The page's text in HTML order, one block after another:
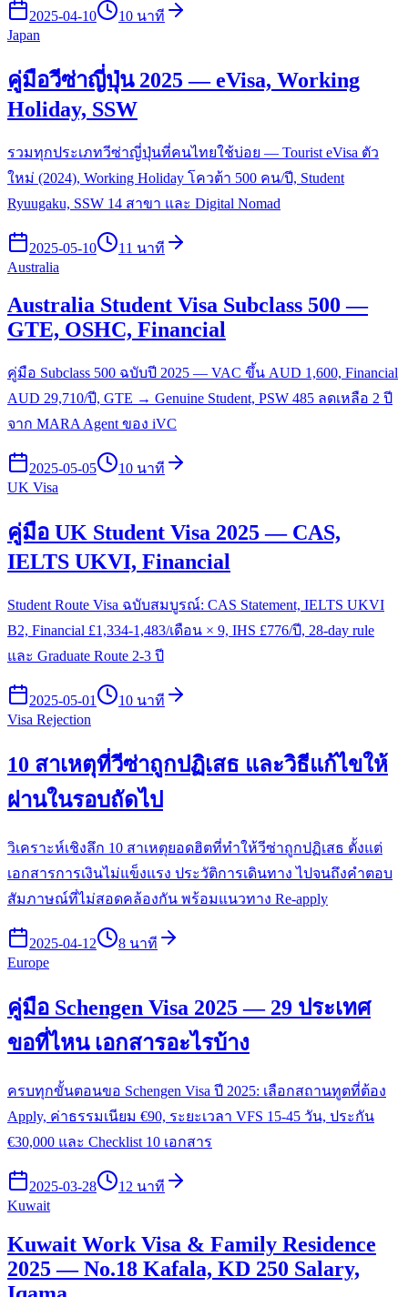
2025-04-10
10 นาที
Japan
คู่มือวีซ่าญี่ปุ่น 2025 — eVisa, Working
Holiday, SSW
รวมทุกประเภทวีซ่าญี่ปุ่นที่คนไทยใช้บ่อย — Tourist eVisa ตัว
ใหม่ (2024), Working Holiday โควต้า 500 คน/ปี, Student
Ryuugaku, SSW 14 สาขา และ Digital Nomad
2025-05-10
11 นาที
Australia
Australia Student Visa Subclass 500 —
GTE, OSHC, Financial
คู่มือ Subclass 500 ฉบับปี 2025 — VAC ขึ้น AUD 1,600, Financial
AUD 29,710/ปี, GTE → Genuine Student, PSW 485 ลดเหลือ 2 ปี
จาก MARA Agent ของ iVC
2025-05-05
10 นาที
UK Visa
คู่มือ UK Student Visa 2025 — CAS,
IELTS UKVI, Financial
Student Route Visa ฉบับสมบูรณ์: CAS Statement, IELTS UKVI
B2, Financial £1,334-1,483/เดือน × 9, IHS £776/ปี, 28-day rule
และ Graduate Route 2-3 ปี
2025-05-01
10 นาที
Visa Rejection
10 สาเหตุที่วีซ่าถูกปฏิเสธ และวิธีแก้ไขให้
ผ่านในรอบถัดไป
วิเคราะห์เชิงลึก 10 สาเหตุยอดฮิตที่ทำให้วีซ่าถูกปฏิเสธ ตั้งแต่
เอกสารการเงินไม่แข็งแรง ประวัติการเดินทาง ไปจนถึงคำตอบ
สัมภาษณ์ที่ไม่สอดคล้องกัน พร้อมแนวทาง Re-apply
2025-04-12
8 นาที
Europe
คู่มือ Schengen Visa 2025 — 29 ประเทศ
ขอที่ไหน เอกสารอะไรบ้าง
ครบทุกขั้นตอนขอ Schengen Visa ปี 2025: เลือกสถานทูตที่ต้อง
Apply, ค่าธรรมเนียม €90, ระยะเวลา VFS 15-45 วัน, ประกัน
€30,000 และ Checklist 10 เอกสาร
2025-03-28
12 นาที
Kuwait
Kuwait Work Visa & Family Residence
2025 — No.18 Kafala, KD 250 Salary,